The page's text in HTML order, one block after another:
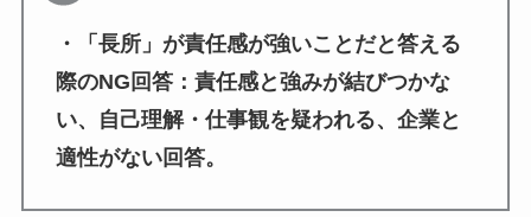
・「長所」が責任感が強いことだと答える
際のNG回答：責任感と強みが結びつかな
い、自己理解・仕事観を疑われる、企業と
適性がない回答。